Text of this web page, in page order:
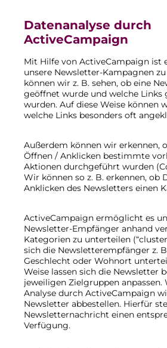
Datenanalyse durch
ActiveCampaign
Mit Hilfe von ActiveCampaign ist
unsere Newsletter-Kampagnen
können wir z. B. sehen, ob eine
geöffnet wurde und welche Links
wurden. Auf diese Weise können
welche Links besonders oft
Außerdem können wir erkennen,
Öffnen / Anklicken bestimmte
Aktionen durchgeführt wurden
Wir können so z. B. erkennen, ob
Anklicken des Newsletters einen
ActiveCampaign ermöglicht es
Newsletter-Empfänger anhand
Kategorien zu unterteilen
sich die Newsletterempfänger z.
Geschlecht oder Wohnort
Weise lassen sich die Newsletter
jeweiligen Zielgruppen anpassen.
Analyse durch ActiveCampaign
Newsletter abbestellen. Hierfür
Newsletternachricht einen
Verfügung.